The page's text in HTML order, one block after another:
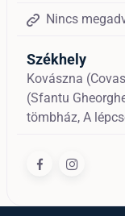
Nincs
Székhely
Kovászna
(Sfantu
tömbház, A